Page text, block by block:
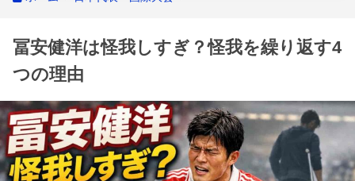
冨安健洋は怪我しすぎ？怪我を繰り返す4
つの理由